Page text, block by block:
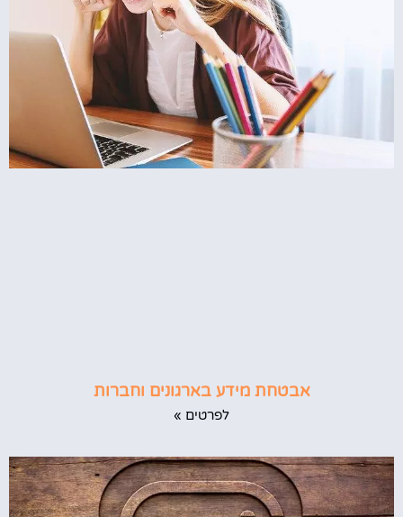
אבטחת מידע בארגונים וחברות
לפרטים »